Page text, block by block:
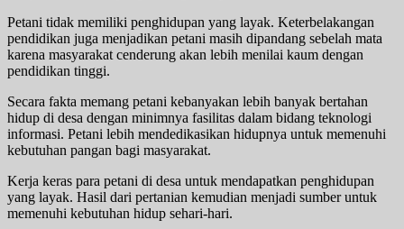
Petani tidak memiliki penghidupan yang layak. Keterbelakangan
pendidikan juga menjadikan petani masih dipandang sebelah mata
karena masyarakat cenderung akan lebih menilai kaum dengan
pendidikan tinggi.
Secara fakta memang petani kebanyakan lebih banyak bertahan
hidup di desa dengan minimnya fasilitas dalam bidang teknologi
informasi. Petani lebih mendedikasikan hidupnya untuk memenuhi
kebutuhan pangan bagi masyarakat.
Kerja keras para petani di desa untuk mendapatkan penghidupan
yang layak. Hasil dari pertanian kemudian menjadi sumber untuk
memenuhi kebutuhan hidup sehari-hari.